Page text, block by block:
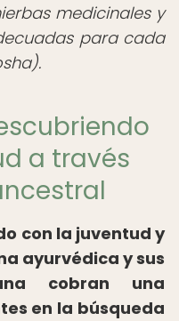
medicinales y
para cada
a través
con la juventud y
ayurvédica y sus
cobran una
en la búsqueda